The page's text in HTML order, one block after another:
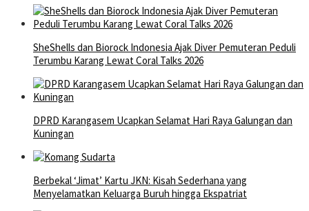
SheShells dan Biorock Indonesia Ajak Diver Pemuteran Peduli
Terumbu Karang Lewat Coral Talks 2026
DPRD Karangasem Ucapkan Selamat Hari Raya Galungan dan
Kuningan
Berbekal ‘Jimat’ Kartu JKN: Kisah Sederhana yang
Menyelamatkan Keluarga Buruh hingga Ekspatriat